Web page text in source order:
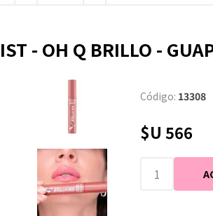
- OH Q BRILLO -
Código: 13308
$U 566